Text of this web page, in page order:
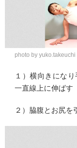
photo by yuko.takeuchi
１）横向きにな
一直線上に伸ばす
２）脇腹とお尻を